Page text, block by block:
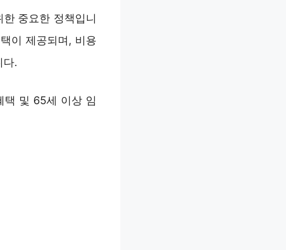
중요한 정책입니
이 제공되며, 비용
다.
택 및 65세 이상 임